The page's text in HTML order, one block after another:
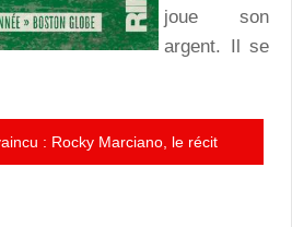
joue son
argent. Il se
: Rocky Marciano, le récit